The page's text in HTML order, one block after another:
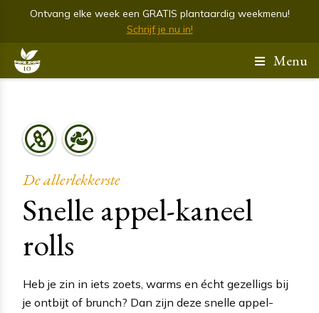
Ontvang elke week een GRATIS plantaardig weekmenu!
Schrijf je nu in!
Menu
De allerlekkerste
Snelle appel-kaneel
rolls
Heb je zin in iets zoets, warms en écht gezelligs bij
je ontbijt of brunch? Dan zijn deze snelle appel-